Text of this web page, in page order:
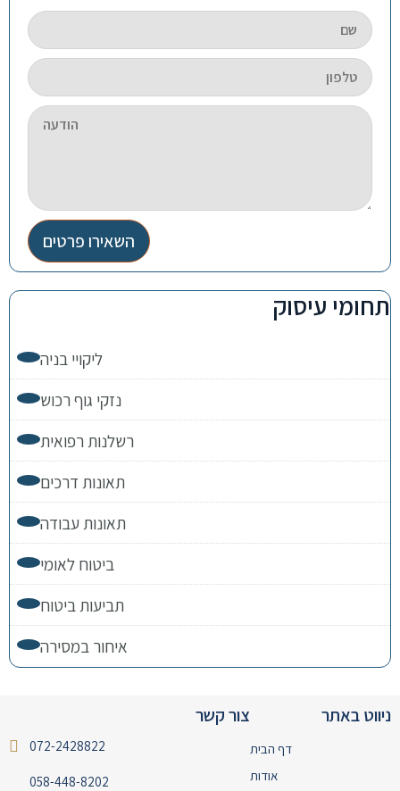
השאירו פרטים
תחומי עיסוק
ליקויי בניה
נזקי גוף רכוש
רשלנות רפואית
תאונות דרכים
תאונות עבודה
ביטוח לאומי
תביעות ביטוח
איחור במסירה
צור קשר
072-2428822
058-448-8202
ניווט באתר
דף הבית
אודות